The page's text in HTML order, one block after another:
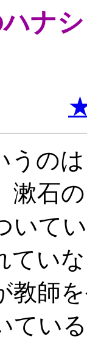
ナシ
の
漱石
いて
てい
教師
てい